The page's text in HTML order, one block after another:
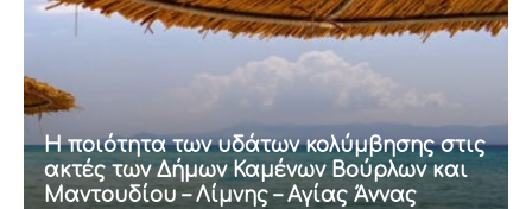
Η ποιότητα των υδάτων κολύμβησης στις
ακτές των Δήμων Καμένων Βούρλων και
Μαντουδίου – Λίμνης – Αγίας Άννας